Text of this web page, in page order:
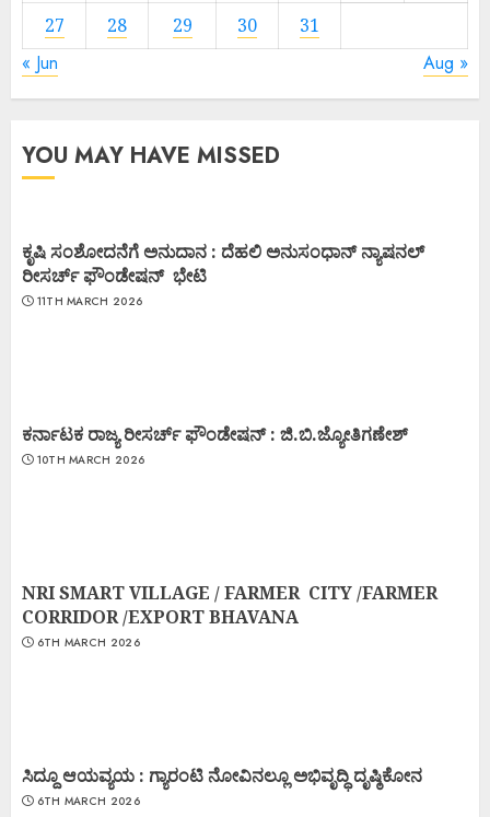
27
28 29 30 31
« Jun Aug »
YOU MAY HAVE MISSED
ಕೃಷಿ ಸಂಶೋದನೆಗೆ ಅನುದಾನ : ದೆಹಲಿ ಅನುಸಂಧಾನ್ ನ್ಯಾಷನಲ್
ರೀಸರ್ಚ್ ಫೌಂಡೇಷನ್ ಭೇಟಿ
11TH MARCH 2026
ಕರ್ನಾಟಕ ರಾಜ್ಯ ರೀಸರ್ಚ್ ಫೌಂಡೇಷನ್ : ಜಿ.ಬಿ.ಜ್ಯೋತಿಗಣೇಶ್
10TH MARCH 2026
NRI SMART VILLAGE / FARMER CITY /FARMER
CORRIDOR /EXPORT BHAVANA
6TH MARCH 2026
ಸಿದ್ದೂ ಆಯವ್ಯಯ : ಗ್ಯಾರಂಟಿ ನೋವಿನಲ್ಲೂ ಅಭಿವೃದ್ಧಿ ದೃಷ್ಠಿಕೋನ
6TH MARCH 2026